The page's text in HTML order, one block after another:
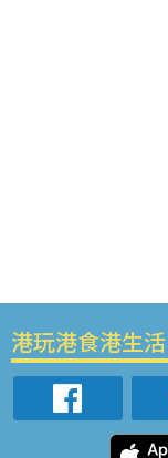
港玩港食港生活